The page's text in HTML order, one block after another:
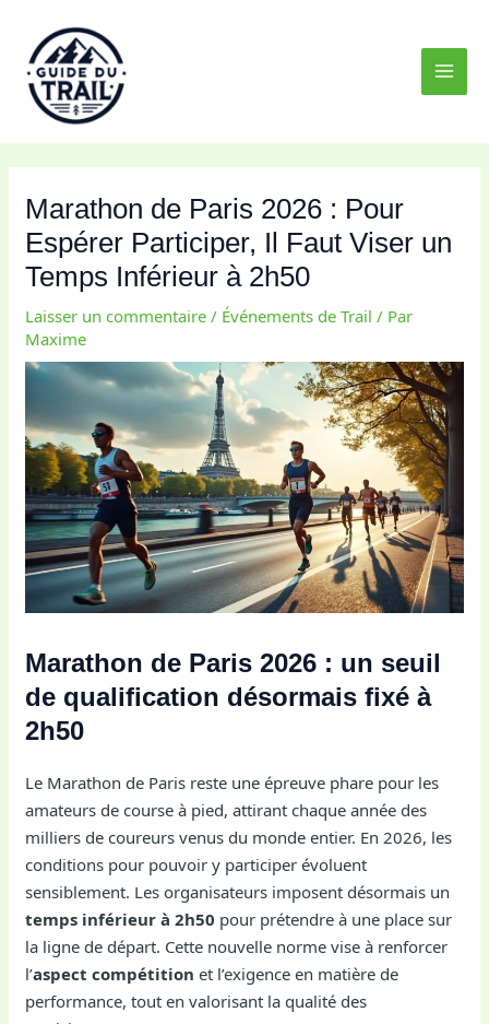
contenu
Marathon de Paris 2026 : Pour
Espérer Participer, Il Faut Viser un
Temps Inférieur à 2h50
Laisser un commentaire / Événements de Trail / Par
Maxime
Marathon de Paris 2026 : un seuil
de qualification désormais fixé à
2h50
Le Marathon de Paris reste une épreuve phare pour les
amateurs de course à pied, attirant chaque année des
milliers de coureurs venus du monde entier. En 2026, les
conditions pour pouvoir y participer évoluent
sensiblement. Les organisateurs imposent désormais un
temps inférieur à 2h50 pour prétendre à une place sur
la ligne de départ. Cette nouvelle norme vise à renforcer
l’aspect compétition et l’exigence en matière de
performance, tout en valorisant la qualité des